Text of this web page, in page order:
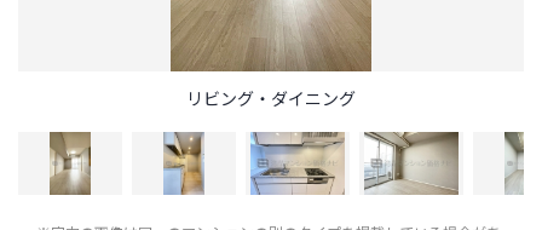
リビング・ダイニング